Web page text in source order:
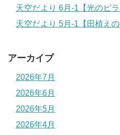
天空だより 6月-1【光のピラ
天空だより 5月-1【田植えの
アーカイブ
2026年7月
2026年6月
2026年5月
2026年4月